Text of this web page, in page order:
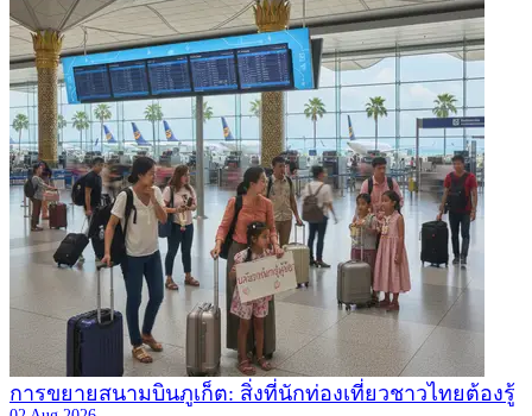
การขยายสนามบินภูเก็ต: สิ่งที่นักท่องเที่ยวชาวไทยต้องรู้